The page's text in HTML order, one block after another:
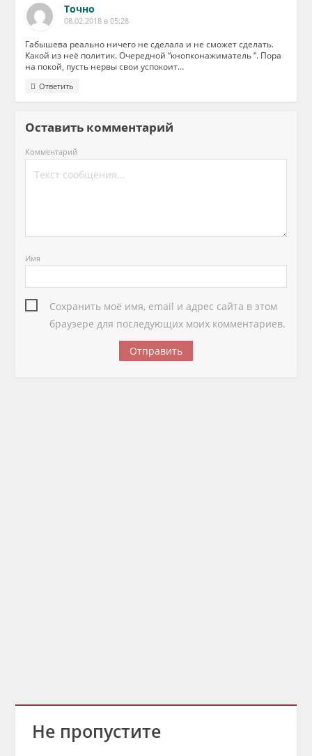
Точно
08.02.2018 в 05:28
Габышева реально ничего не сделала и не сможет сделать.
Какой из неё политик. Очередной “кнопконажиматель “. Пора
на покой, пусть нервы свои успокоит…
Ответить
Оставить комментарий
Комментарий
Имя
Сохранить моё имя, email и адрес сайта в этом
браузере для последующих моих комментариев.
Не пропустите